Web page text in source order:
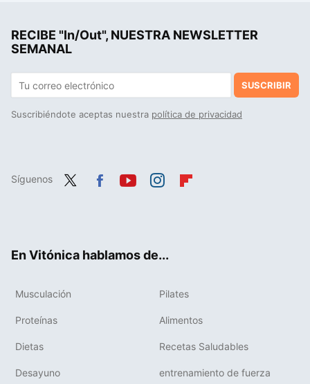
RECIBE "In/Out", NUESTRA NEWSLETTER
SEMANAL
SUSCRIBIR
Suscribiéndote aceptas nuestra política de privacidad
Síguenos
En Vitónica hablamos de...
Musculación Pilates
Proteínas Alimentos
Dietas Recetas Saludables
Desayuno entrenamiento de fuerza